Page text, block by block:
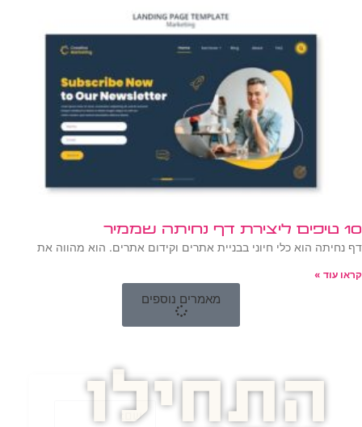
10 טיפים ליצירת דף נחיתה שממיר
דף נחיתה הוא כלי חיוני בבניית אתרים וקידום אתרים. הוא מהווה את
קראו עוד »
מאמרים נוספים
התחילו